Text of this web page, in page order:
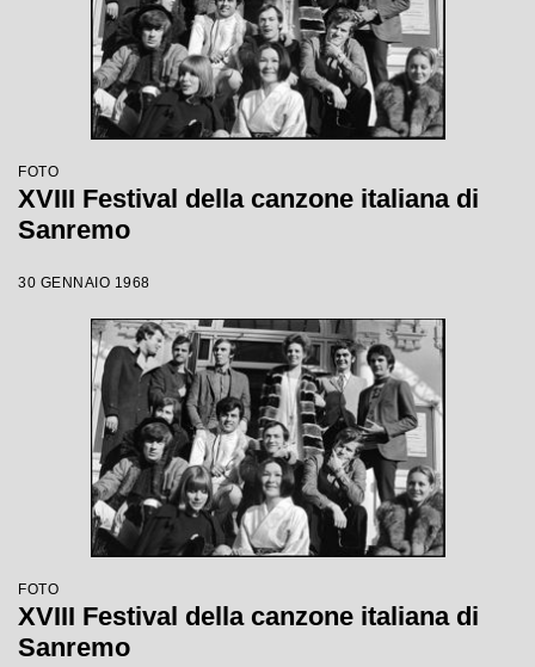
FOTO
XVIII Festival della canzone italiana di
Sanremo
30 GENNAIO 1968
FOTO
XVIII Festival della canzone italiana di
Sanremo